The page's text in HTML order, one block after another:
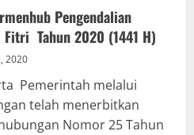
Pengendalian
Tahun 2020 (1441 H)
2020
Pemerintah melalui
telah menerbitkan
Nomor 25 Tahun